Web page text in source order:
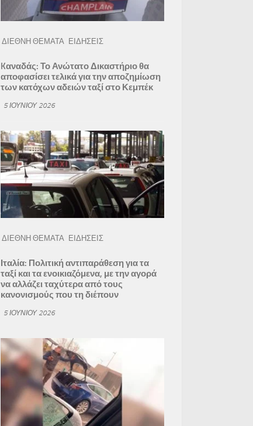
ΔΙΕΘΝΗ ΘΕΜΑΤΑ ΕΙΔΗΣΕΙΣ
Kαναδάς: Το Ανώτατο Δικαστήριο θα
αποφασίσει τελικά για την αποζημίωση
των κατόχων αδειών ταξί στο Κεμπέκ
5 ΙΟΥΝΊΟΥ 2026
ΔΙΕΘΝΗ ΘΕΜΑΤΑ ΕΙΔΗΣΕΙΣ
Ιταλία: Πολιτική αντιπαράθεση για τα
ταξί και τα ενοικιαζόμενα, με την αγορά
να αλλάζει ταχύτερα από τους
κανονισμούς που τη διέπουν
5 ΙΟΥΝΊΟΥ 2026